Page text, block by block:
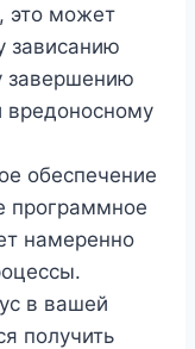
это может
зависанию
завершению
вредоносному
обеспечение
программное
намеренно
в вашей
получить